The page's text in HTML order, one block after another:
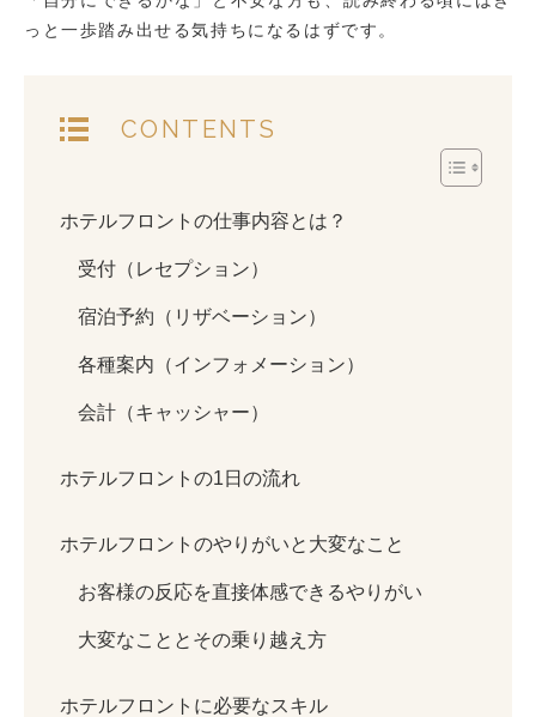
っと一歩踏み出せる気持ちになるはずです。
CONTENTS
ホテルフロントの仕事内容とは？
受付（レセプション）
宿泊予約（リザベーション）
各種案内（インフォメーション）
会計（キャッシャー）
ホテルフロントの1日の流れ
ホテルフロントのやりがいと大変なこと
お客様の反応を直接体感できるやりがい
大変なこととその乗り越え方
ホテルフロントに必要なスキル